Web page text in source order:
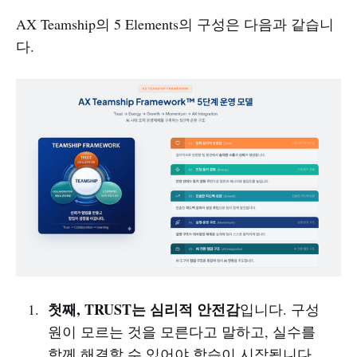
AX Teamship의 5 Elements의 구성은 다음과 같습니
다.
첫째, TRUST는 심리적 안전감입니다. 구성
원이 모르는 것을 모른다고 말하고, 실수를